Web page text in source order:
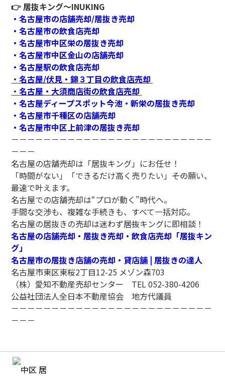
👉 居抜キング～INUKING
・名古屋市の店舗売却/居抜き売却
・名古屋市の飲食店売却
・名古屋市中区栄の居抜き売却
・名古屋市中区金山の店舗売却
・名古屋駅の飲食店売却
・名古屋/伏見・錦３丁目の飲食店売却
・名古屋・大須商店街の飲食店売却
・名古屋ディープスポット今池・新栄の居抜き売却
・名古屋市千種区の店舗売却
・名古屋市中区上前津の居抜き売却
－－－－－－－－－－－－－－－－－－－－－－－－－
－－－
名古屋の店舗売却は「居抜キング」にお任せ！
「時間がない」「できるだけ高く売りたい」――その願い、
最速で叶えます。
名古屋での店舗売却は“プロが動く”時代へ。
手間な交渉も、複雑な手続きも、すべて一括対応。
名古屋の居抜きの売却は迷わず――居抜キングに即相談！
名古屋の店舗売却・居抜き売却・飲食店売却「居抜キン
グ」
名古屋市の居抜き店舗の売却・貸店舗 | 居抜きの達人
名古屋市東区東桜2丁目12-25 メゾン森703
（株）愛知不動産売却センター TEL 052-380-4206
公益社団法人全日本不動産協会 地方代議員
－－－－－－－－－－－－－－－－－－－－－－－－－
－－－